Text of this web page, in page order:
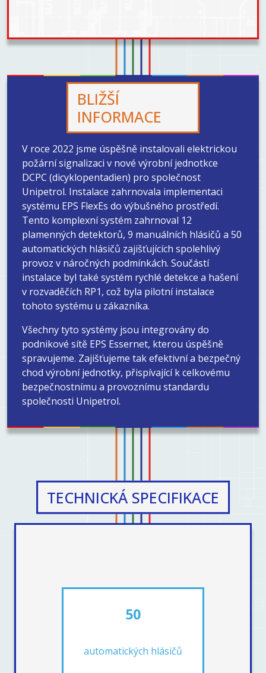
BLIŽŠÍ
INFORMACE
V roce 2022 jsme úspěšně instalovali elektrickou
požární signalizaci v nové výrobní jednotkce
DCPC (dicyklopentadien) pro společnost
Unipetrol. Instalace zahrnovala implementaci
systému EPS FlexEs do výbušného prostředí.
Tento komplexní systém zahrnoval 12
plamenných detektorů, 9 manuálních hlásičů a 50
automatických hlásičů zajišťujících spolehlivý
provoz v náročných podmínkách. Součástí
instalace byl také systém rychlé detekce a hašení
v rozvaděčích RP1, což byla pilotní instalace
tohoto systému u zákazníka.
Všechny tyto systémy jsou integrovány do
podnikové sítě EPS Essernet, kterou úspěšně
spravujeme. Zajišťujeme tak efektivní a bezpečný
chod výrobní jednotky, přispívající k celkovému
bezpečnostnímu a provoznímu standardu
společnosti Unipetrol.
TECHNICKÁ SPECIFIKACE
50
automatických hlásičů